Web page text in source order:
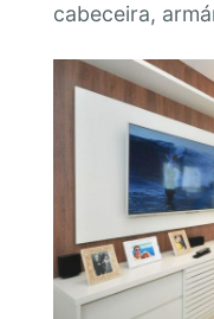
cabeceira,